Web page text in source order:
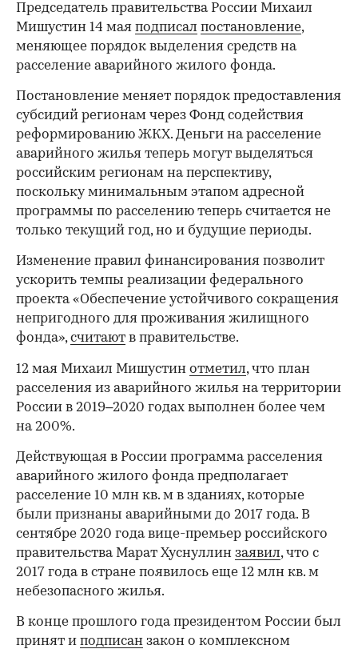
Председатель правительства России Михаил
Мишустин 14 мая подписал постановление,
меняющее порядок выделения средств на
расселение аварийного жилого фонда.
Постановление меняет порядок предоставления
субсидий регионам через Фонд содействия
реформированию ЖКХ. Деньги на расселение
аварийного жилья теперь могут выделяться
российским регионам на перспективу,
поскольку минимальным этапом адресной
программы по расселению теперь считается не
только текущий год, но и будущие периоды.
Изменение правил финансирования позволит
ускорить темпы реализации федерального
проекта «Обеспечение устойчивого сокращения
непригодного для проживания жилищного
фонда»,считают в правительстве.
12 мая Михаил Мишустин отметил, что план
расселения из аварийного жилья на территории
России в 2019–2020 годах выполнен более чем
на 200%.
Действующая в России программа расселения
аварийного жилого фонда предполагает
расселение 10 млн кв. м в зданиях, которые
были признаны аварийными до 2017 года. В
сентябре 2020 года вице-премьер российского
правительства Марат Хуснуллин заявил, что с
2017 года в стране появилось еще 12 млн кв. м
небезопасного жилья.
В конце прошлого года президентом России был
принят и подписан закон о комплексном